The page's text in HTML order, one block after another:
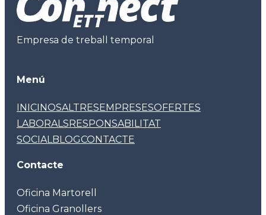
Empresa de treball temporal
Menú
INICINOSALTRESEMPRESESOFERTES
LABORALSRESPONSABILITAT
SOCIALBLOGCONTACTE
Contacte
Oficina Martorell
Oficina Granollers